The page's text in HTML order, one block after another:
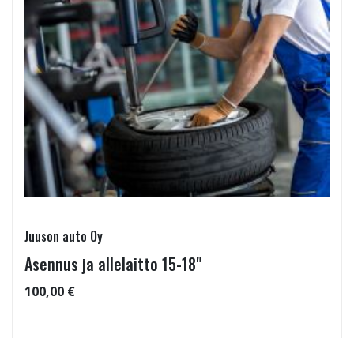
Juuson auto Oy
Asennus ja allelaitto 15-18"
100,00 €